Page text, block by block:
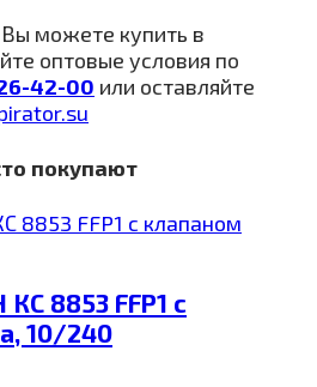
можете купить в
оптовые условия по
42-00 или оставляйте
покупают
8853 FFP1 с
10/240